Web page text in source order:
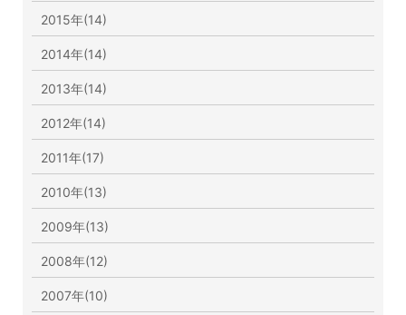
2015年(14)
2014年(14)
2013年(14)
2012年(14)
2011年(17)
2010年(13)
2009年(13)
2008年(12)
2007年(10)